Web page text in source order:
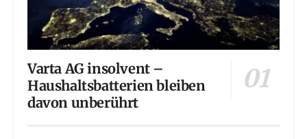
Varta AG insolvent –
Haushaltsbatterien bleiben
davon unberührt